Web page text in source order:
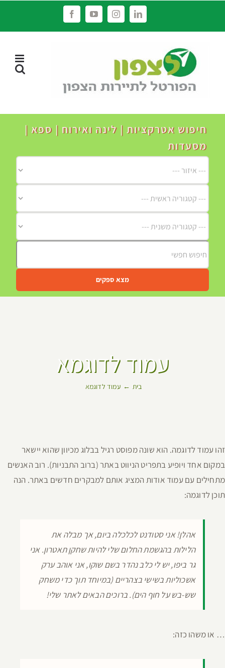
LinkedIn
Instagram
YouTube
Facebook
חיפוש אטרקציות | לינה ואירוח | ספא |
מסעדות
מצא ספקים
עמוד לדוגמא
בית עמוד לדוגמא
זהו עמוד לדוגמה. הוא שונה מפוסט רגיל בבלוג מכיוון שהוא יישאר
במקום אחד ויופיע בתפריט הניווט באתר (ברוב התבניות). רוב האנשים
מתחילים עם עמוד אודות המציג אותם למבקרים חדשים באתר. הנה
תוכן לדוגמה:
אהלן! אני סטודנט לכלכלה ביום, אך מבלה את
הלילות בהגשמת החלום שלי להיות שחקן תאטרון. אני
גר ביפו, יש לי כלב נהדר בשם שוקו, אני אוהב ערק
אשכוליות בשישי בצהריים (במיוחד תוך כדי משחק
שש-בש על חוף הים). ברוכים הבאים לאתר שלי!
… או משהו כזה: